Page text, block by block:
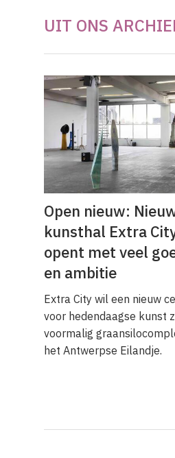
UIT ONS
Open nieuw:
kunsthal Extra
opent met veel
en ambitie
Extra City wil een nieuw
voor hedendaagse kunst
voor­malig
het Antwerpse Eilandje.